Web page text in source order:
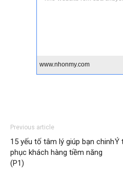
Previous article
15 yếu tố tâm lý giúp bạn chinh
phục khách hàng tiềm năng
(P1)
Ý